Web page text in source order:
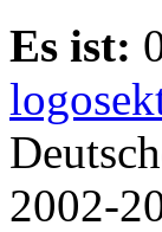
Es ist:
2002-